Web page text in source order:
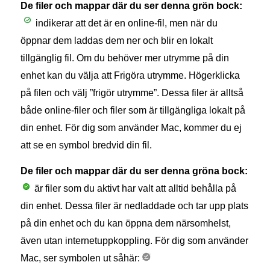
De filer och mappar där du ser denna grön bock:
indikerar att det är en online-fil, men när du
öppnar dem laddas dem ner och blir en lokalt
tillgänglig fil. Om du behöver mer utrymme på din
enhet kan du välja att Frigöra utrymme. Högerklicka
på filen och välj ”frigör utrymme”. Dessa filer är alltså
både online-filer och filer som är tillgängliga lokalt på
din enhet. För dig som använder Mac, kommer du ej
att se en symbol bredvid din fil.
De filer och mappar där du ser denna gröna bock:
är filer som du aktivt har valt att alltid behålla på
din enhet. Dessa filer är nedladdade och tar upp plats
på din enhet och du kan öppna dem närsomhelst,
även utan internetuppkoppling. För dig som använder
Mac, ser symbolen ut såhär: